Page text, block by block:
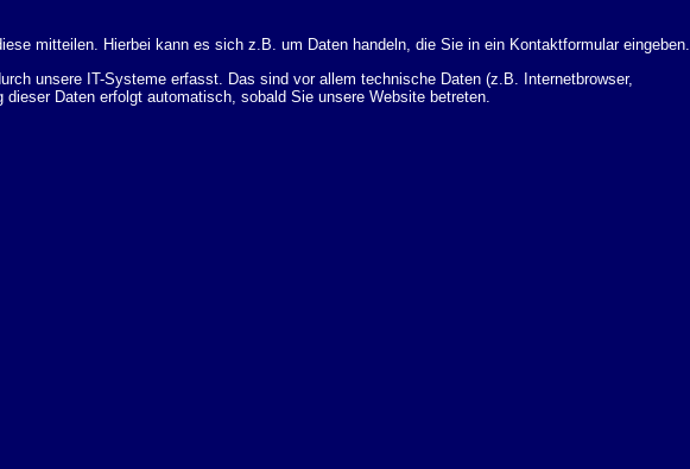
mitteilen. Hierbei kann es sich z.B. um Daten handeln, die Sie in ein Kontaktformular eingeben.
unsere IT-Systeme erfasst. Das sind vor allem technische Daten (z.B. Internetbrowser,
Daten erfolgt automatisch, sobald Sie unsere Website betreten.